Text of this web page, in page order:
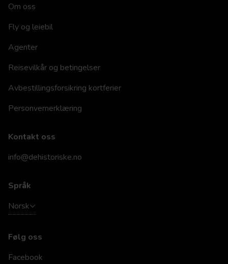
Om oss
Fly og leiebil
Agenter
Reisevilkår og betingelser
Avbestillingsforsikring kortferier
Personvernerklæring
Kontakt oss
info@dehistoriske.no
Språk
Norsk
Følg oss
Facebook